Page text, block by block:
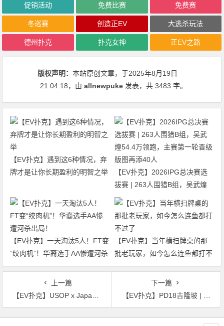
促销活动 免费比赛 免费赛
冬巡赛 创造正EV 大逃杀玩法
德州扑克 扑克女神 正EV之路
版权声明：本站原创文章，于2025年8月19日
21:04:18，由allnewpuke 发表，共 3483 字。
【EV扑克】遇到这6种情况，弃
牌才是让你长期盈利的明智之举
【EV扑克】2026IPG总决赛选
拔赛 | 263人围猎B组，吴武煌
54.4万领跑，主赛第一轮晋级版
【EV扑克】一天淘汰5人！FT变
“绞肉机”！华裔选手AA惨遭河杀
出局！
【EV扑克】当年横扫牌桌的那
批老玩家，如今怎么连鱼都打不
过了
上一篇
【EV扑克】USOP x Japan Gold Dragon 大阪系列赛早鸟套餐震撼发布，限量供应，把握机会！
下一篇
【EV扑克】PD18吉隆坡 | 最后24强晋级主赛决赛圈 中国选手白云鹏以548w记分牌称霸决赛！
文